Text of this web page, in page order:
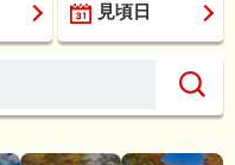
見頃日